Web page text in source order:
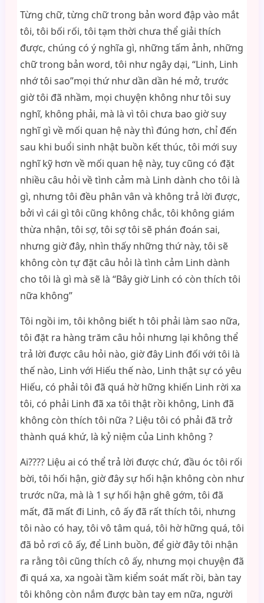
Từng chữ, từng chữ trong bản word đập vào mắt
tôi, tôi bối rối, tôi tạm thời chưa thể giải thích
được, chúng có ý nghĩa gì, những tấm ảnh, những
chữ trong bản word, tôi như ngây dại, “Linh, Linh
nhớ tôi sao”mọi thứ như dần dần hé mở, trước
giờ tôi đã nhầm, mọi chuyện không như tôi suy
nghĩ, không phải, mà là vì tôi chưa bao giờ suy
nghĩ gì về mối quan hệ này thì đúng hơn, chỉ đến
sau khi buổi sinh nhật buồn kết thúc, tôi mới suy
nghĩ kỹ hơn về mối quan hệ này, tuy cũng có đặt
nhiều câu hỏi về tình cảm mà Linh dành cho tôi là
gì, nhưng tôi đều phân vân và không trả lời được,
bởi vì cái gì tôi cũng không chắc, tôi không giám
thừa nhận, tôi sợ, tôi sợ tôi sẽ phán đoán sai,
nhưng giờ đây, nhìn thấy những thứ này, tôi sẽ
không còn tự đặt câu hỏi là tình cảm Linh dành
cho tôi là gì mà sẽ là “Bây giờ Linh có còn thích tôi
nữa không”
Tôi ngồi im, tôi không biết h tôi phải làm sao nữa,
tôi đặt ra hàng trăm câu hỏi nhưng lại không thể
trả lời được câu hỏi nào, giờ đây Linh đối với tôi là
thế nào, Linh với Hiếu thế nào, Linh thật sự có yêu
Hiếu, có phải tôi đã quá hờ hững khiến Linh rời xa
tôi, có phải Linh đã xa tôi thật rồi không, Linh đã
không còn thích tôi nữa ? Liệu tôi có phải đã trở
thành quá khứ, là kỷ niệm của Linh không ?
Ai???? Liệu ai có thể trả lời được chứ, đầu óc tôi rối
bời, tôi hối hận, giờ đây sự hối hận không còn như
trước nữa, mà là 1 sự hối hận ghê gớm, tôi đã
mất, đã mất đi Linh, cô ấy đã rất thích tôi, nhưng
tôi nào có hay, tôi vô tâm quá, tôi hờ hững quá, tôi
đã bỏ rơi cô ấy, để Linh buồn, để giờ đây tôi nhận
ra rằng tôi cũng thích cô ấy, nhưng mọi chuyện đã
đi quá xa, xa ngoài tầm kiểm soát mất rồi, bàn tay
tôi không còn nắm được bàn tay em nữa, người